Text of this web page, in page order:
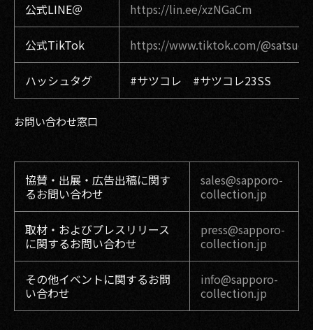
公式LINE＠ https://lin.ee/xzNGaCm
公式TikTok https://www.tiktok.com/
ハッシュタグ #サツコレ #サツコレ23SS
お問い合わせ窓口
協賛・出展・広告出稿に関す
るお問い合わせ
sales@sapporo-
collection.jp
取材・およびプレスリリース
に関するお問い合わせ
press@sapporo-
collection.jp
その他イベントに関するお問
い合わせ
info@sapporo-
collection.jp